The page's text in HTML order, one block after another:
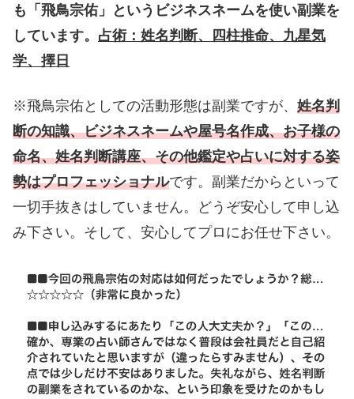
も「飛鳥宗佑」というビジネスネームを使い副業を
しています。 占術：姓名判断、四柱推命、九星気
学、擇日
※飛鳥宗佑としての活動形態は副業ですが、 姓名判
断の知識、ビジネスネームや屋号名作成、お子様の
命名、姓名判断講座、その他鑑定や占いに対する姿
勢はプロフェッショナルです。副業だからといって
一切手抜きはしていません。どうぞ安心して申し込
み下さい。そして、安心してプロにお任せ下さい。